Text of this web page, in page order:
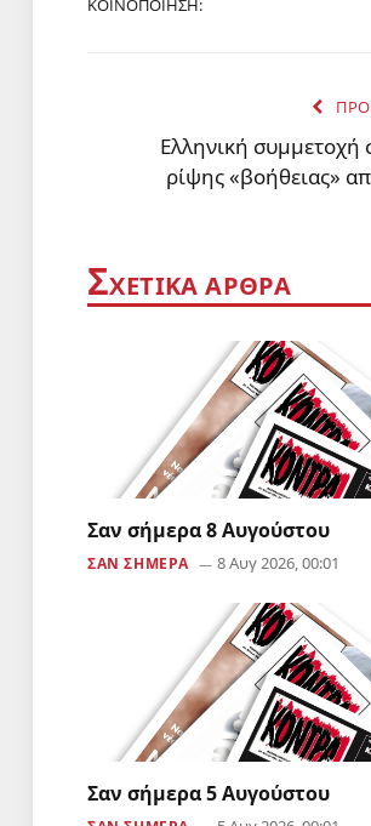
ΚΟΙΝΟΠΟΙΗΣΗ:
Eλληνική συμμετοχή
ρίψης «βοήθειας»
ΣΧΕΤΙΚΑ ΑΡΘΡΑ
Σαν σήμερα 8 Αυγούστου
ΣΑΝ ΣΗΜΕΡΑ 8 Αυγ 2026, 00:01
Σαν σήμερα 5 Αυγούστου